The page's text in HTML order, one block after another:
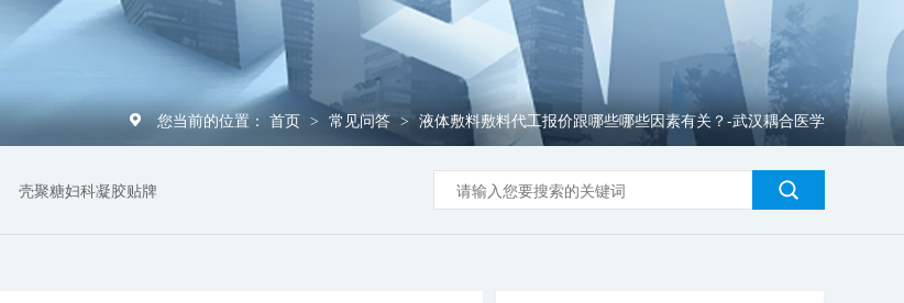
您当前的位置： 首页 > 常见问答 > 液体敷料敷料代工报价跟哪些哪些因素有关？-武汉耦合医学
壳聚糖妇科凝胶贴牌